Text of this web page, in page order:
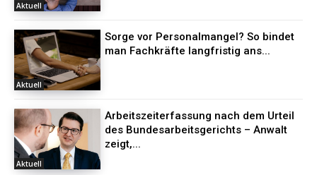
Aktuell
Aktuell
Sorge vor Personalmangel? So bindet
man Fachkräfte langfristig ans...
Aktuell
Arbeitszeiterfassung nach dem Urteil
des Bundesarbeitsgerichts – Anwalt
zeigt,...